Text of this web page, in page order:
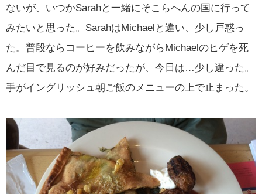
ないが、いつかSarahと一緒にそこらへんの国に行って
みたいと思った。SarahはMichaelと違い、少し戸惑っ
た。普段ならコーヒーを飲みながらMichaelのヒゲを死
んだ目で見るのが好みだったが、今日は…少し違った。
手がイングリッシュ朝ご飯のメニューの上で止まった。